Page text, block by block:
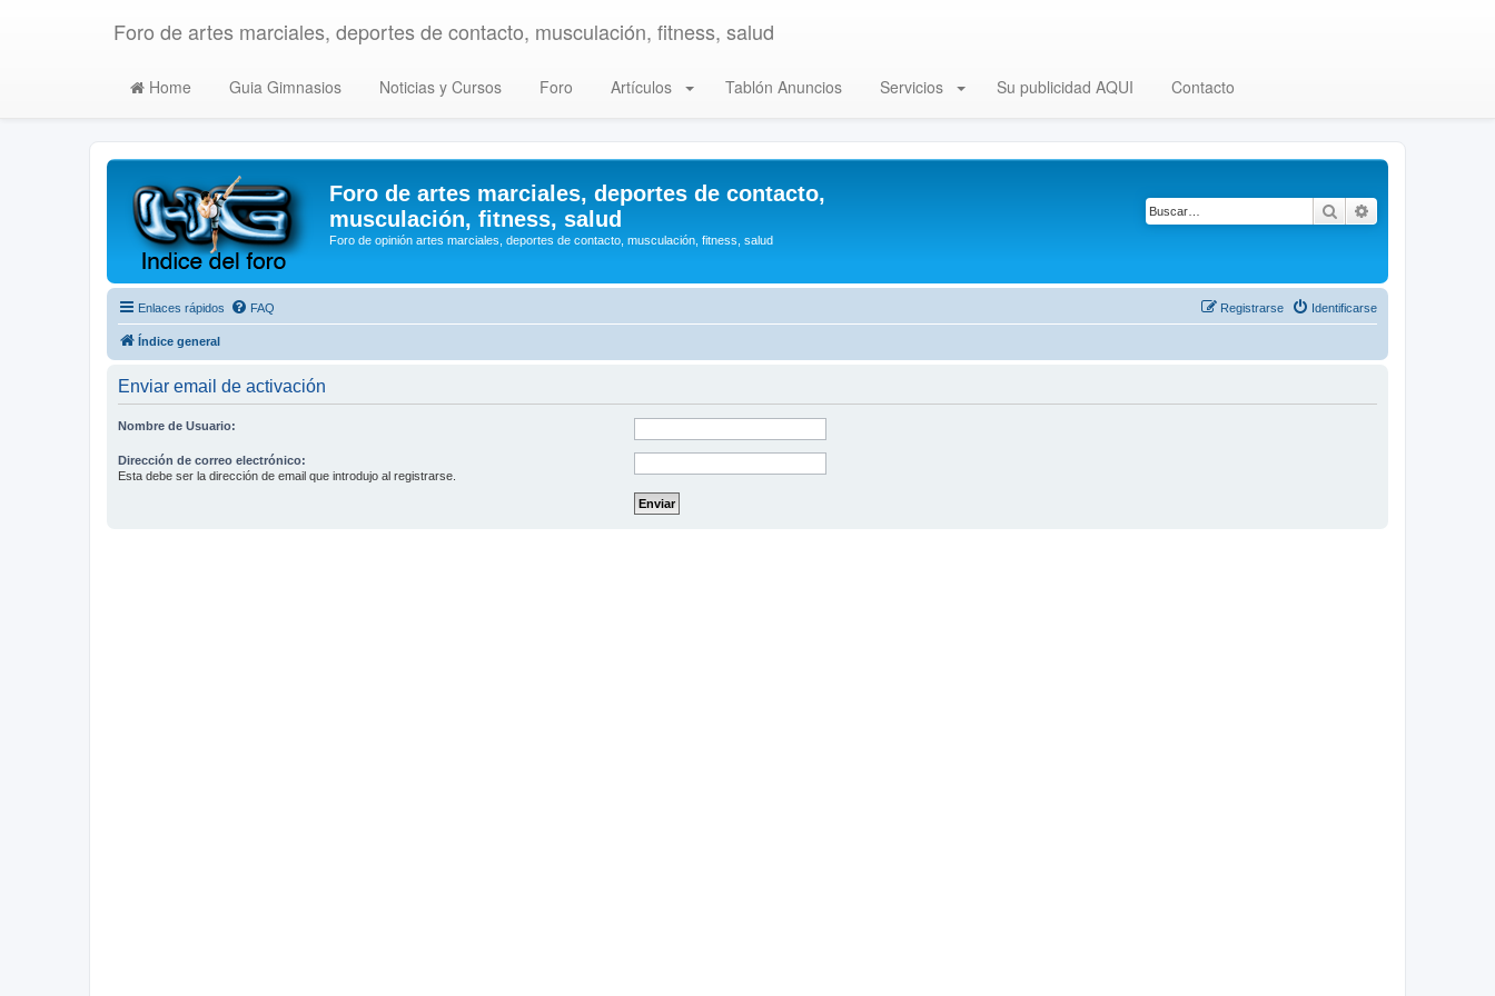
Foro de artes marciales, deportes de contacto, musculación, fitness, salud
Home Guia Gimnasios Noticias y Cursos Foro Artículos Tablón Anuncios Servicios Su publicidad AQUI Contacto
Foro de artes marciales, deportes de contacto,
musculación, fitness, salud
Foro de opinión artes marciales, deportes de contacto, musculación, fitness, salud
Buscar
Enlaces rápidos FAQ Identificarse
Registrarse
Índice general
Enviar email de activación
Nombre de Usuario:
Dirección de correo electrónico:
Esta debe ser la dirección de email que introdujo al registrarse.